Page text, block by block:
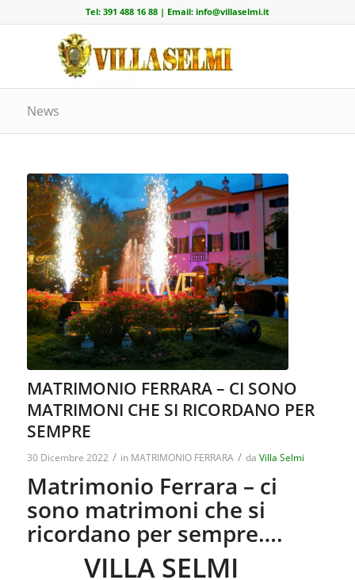
Tel: 391 488 16 88| Email: info@villaselmi.it
News
MATRIMONIO FERRARA – CI SONO
MATRIMONI CHE SI RICORDANO PER
SEMPRE
30 Dicembre 2022 / in MATRIMONIO FERRARA / da Villa Selmi
Matrimonio Ferrara – ci
sono matrimoni che si
ricordano per sempre….
VILLA SELMI